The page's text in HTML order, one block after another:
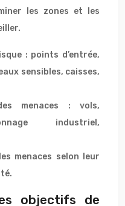
les zones et les
: points d’entrée,
sensibles, caisses,
menaces : vols,
industriel,
menaces selon leur
objectifs de